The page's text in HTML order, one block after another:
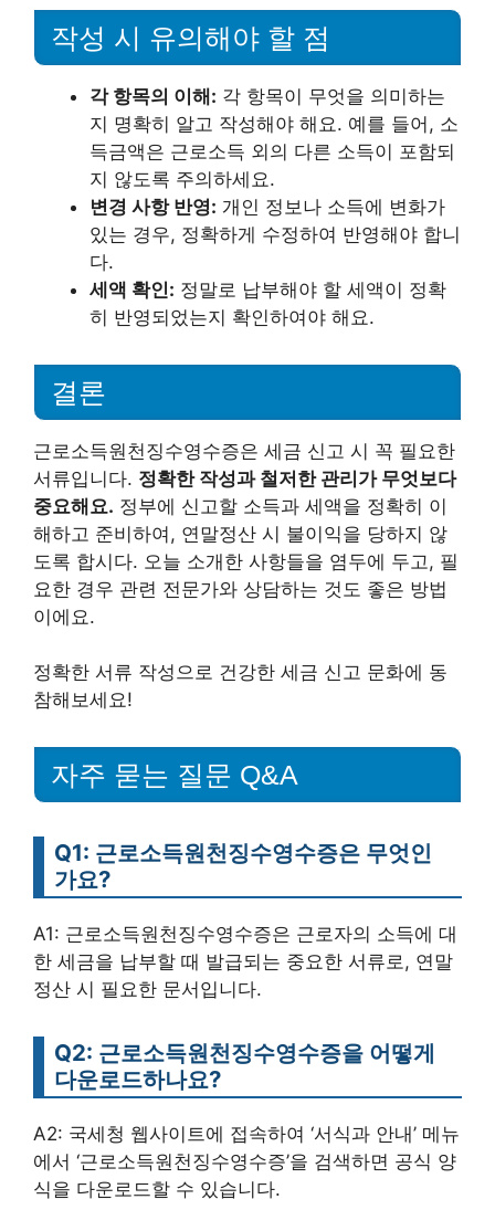
작성 시 유의해야 할 점
각 항목의 이해: 각 항목이 무엇을 의미하는
지 명확히 알고 작성해야 해요. 예를 들어, 소
득금액은 근로소득 외의 다른 소득이 포함되
지 않도록 주의하세요.
변경 사항 반영: 개인 정보나 소득에 변화가
있는 경우, 정확하게 수정하여 반영해야 합니
다.
세액 확인: 정말로 납부해야 할 세액이 정확
히 반영되었는지 확인하여야 해요.
결론
근로소득원천징수영수증은 세금 신고 시 꼭 필요한
서류입니다. 정확한 작성과 철저한 관리가 무엇보다
중요해요. 정부에 신고할 소득과 세액을 정확히 이
해하고 준비하여, 연말정산 시 불이익을 당하지 않
도록 합시다. 오늘 소개한 사항들을 염두에 두고, 필
요한 경우 관련 전문가와 상담하는 것도 좋은 방법
이에요.
정확한 서류 작성으로 건강한 세금 신고 문화에 동
참해보세요!
자주 묻는 질문 Q&A
Q1: 근로소득원천징수영수증은 무엇인
가요?
A1: 근로소득원천징수영수증은 근로자의 소득에 대
한 세금을 납부할 때 발급되는 중요한 서류로, 연말
정산 시 필요한 문서입니다.
Q2: 근로소득원천징수영수증을 어떻게
다운로드하나요?
A2: 국세청 웹사이트에 접속하여 ‘서식과 안내’ 메뉴
에서 ‘근로소득원천징수영수증’을 검색하면 공식 양
식을 다운로드할 수 있습니다.